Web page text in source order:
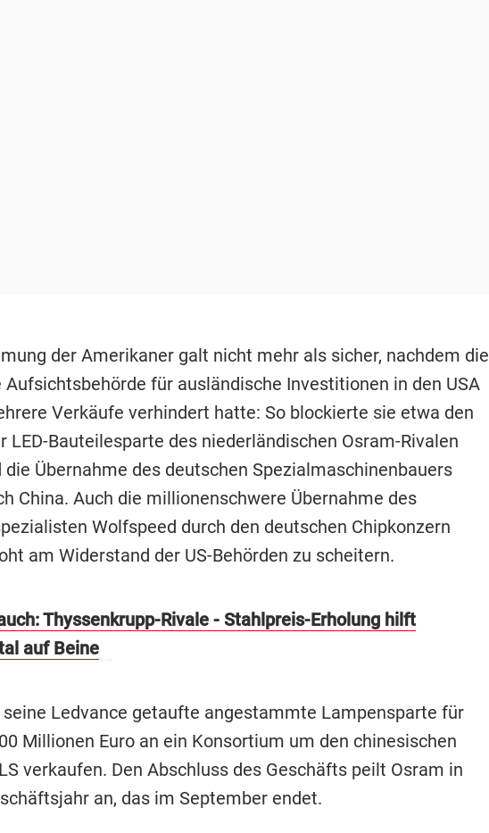
der Amerikaner galt nicht mehr als sicher, nachdem die
Aufsichtsbehörde für ausländische Investitionen in den USA
Verkäufe verhindert hatte: So blockierte sie etwa den
LED-Bauteilesparte des niederländischen Osram-Rivalen
die Übernahme des deutschen Spezialmaschinenbauers
China. Auch die millionenschwere Übernahme des
Wolfspeed durch den deutschen Chipkonzern
am Widerstand der US-Behörden zu scheitern.
Thyssenkrupp-Rivale - Stahlpreis-Erholung hilft
auf Beine
Ledvance getaufte angestammte Lampensparte für
Millionen Euro an ein Konsortium um den chinesischen
verkaufen. Den Abschluss des Geschäfts peilt Osram in
an, das im September endet.